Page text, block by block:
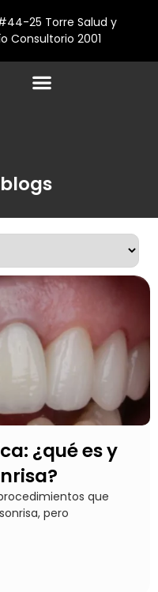
25 Torre Salud y
Consultorio 2001
¿qué es y
que
pero